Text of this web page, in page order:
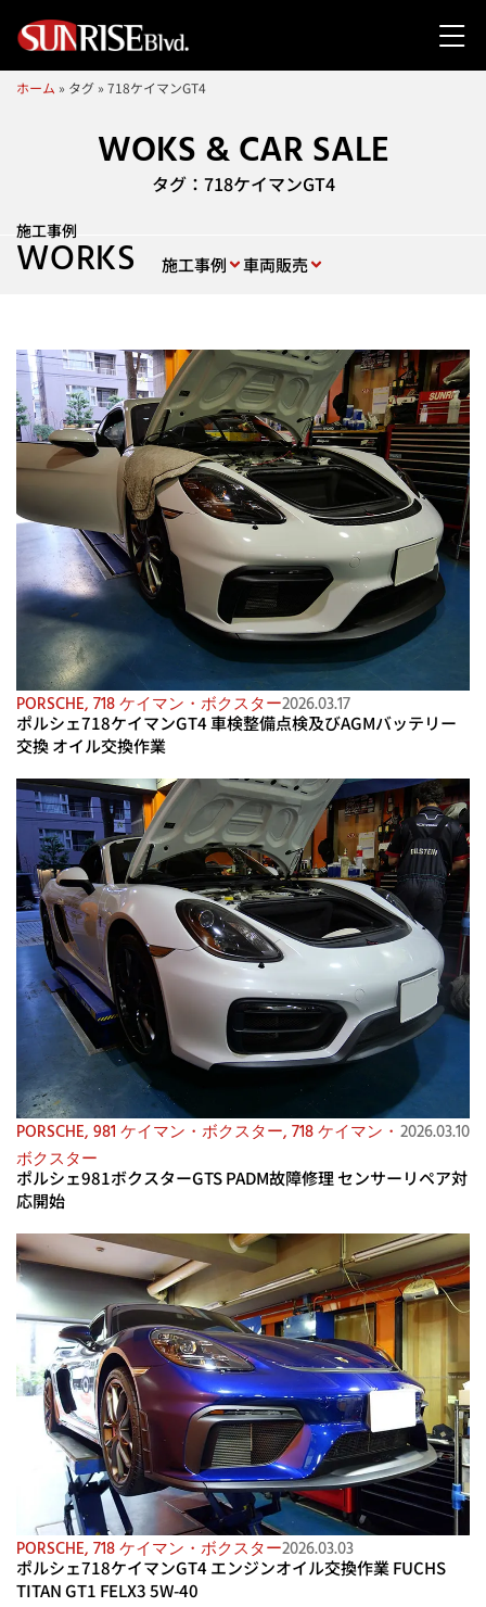
ホーム » タグ »718ケイマンGT4
WOKS & CAR SALE
タグ：718ケイマンGT4
施工事例 車両販売
施工事例
WORKS
PORSCHE, 718 ケイマン・ボクスター2026.03.17
ポルシェ718ケイマンGT4 車検整備点検及びAGMバッテリー
交換 オイル交換作業
PORSCHE, 981 ケイマン・ボクスター, 718 ケイマン・
ボクスター
2026.03.10
ポルシェ981ボクスターGTS PADM故障修理 センサーリペア対
応開始
PORSCHE, 718 ケイマン・ボクスター2026.03.03
ポルシェ718ケイマンGT4 エンジンオイル交換作業 FUCHS
TITAN GT1 FELX3 5W-40